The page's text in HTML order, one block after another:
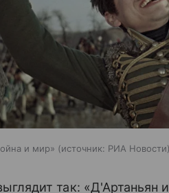
и мир» источник: РИА Новости
так: «Д'Артаньян